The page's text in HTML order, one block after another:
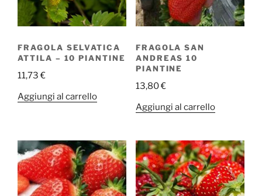
FRAGOLA SELVATICA
ATTILA – 10 PIANTINE
11,73€
Aggiungi al carrello
FRAGOLA SAN
ANDREAS 10
PIANTINE
13,80€
Aggiungi al carrello